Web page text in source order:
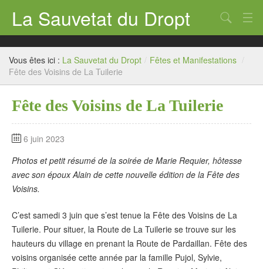
La Sauvetat du Dropt
Accueil
Mairie
Écoles
Archives
Agenda 2026
Contact
Chercher
Vous êtes ici : La Sauvetat du Dropt / Fêtes et Manifestations /
Fête des Voisins de La Tuilerie
Fête des Voisins de La Tuilerie
6 juin 2023
Photos et petit résumé de la soirée de Marie Requier, hôtesse
avec son époux Alain de cette nouvelle édition de la Fête des
Voisins.
C’est samedi 3 juin que s’est tenue la Fête des Voisins de La
Tuilerie. Pour situer, la Route de La Tuilerie se trouve sur les
hauteurs du village en prenant la Route de Pardaillan. Fête des
voisins organisée cette année par la famille Pujol, Sylvie,